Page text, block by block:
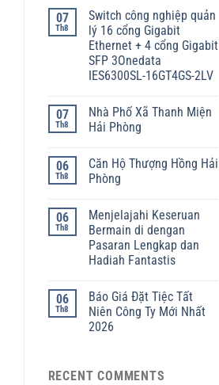
07
Th8
Switch công nghiệp quản
lý 16 cổng Gigabit
Ethernet + 4 cổng Gigabit
SFP 3Onedata
IES6300SL-16GT4GS-2LV
07
Th8
Nhà Phố Xã Thanh Miện
Hải Phòng
06
Th8
Căn Hộ Thượng Hồng Hải
Phòng
06
Th8
Menjelajahi Keseruan
Bermain di dengan
Pasaran Lengkap dan
Hadiah Fantastis
06
Th8
Báo Giá Đặt Tiệc Tất
Niên Công Ty Mới Nhất
2026
RECENT COMMENTS